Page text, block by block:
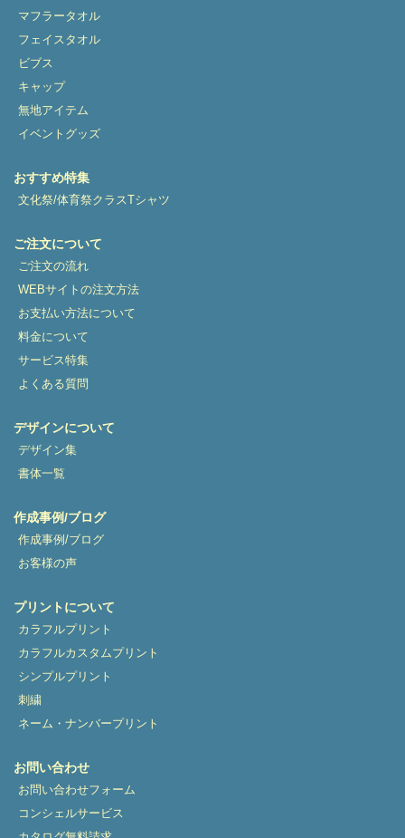
マフラータオル
フェイスタオル
ビブス
キャップ
無地アイテム
イベントグッズ
おすすめ特集
文化祭/体育祭クラスTシャツ
ご注文について
ご注文の流れ
WEBサイトの注文方法
お支払い方法について
料金について
サービス特集
よくある質問
デザインについて
デザイン集
書体一覧
作成事例/ブログ
作成事例/ブログ
お客様の声
プリントについて
カラフルプリント
カラフルカスタムプリント
シンプルプリント
刺繍
ネーム・ナンバープリント
お問い合わせ
お問い合わせフォーム
コンシェルサービス